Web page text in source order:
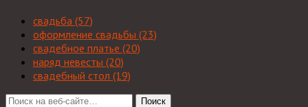
свадьба (57)
оформление свадьбы (23)
свадебное платье (20)
наряд невесты (20)
свадебный стол (19)
Поиск